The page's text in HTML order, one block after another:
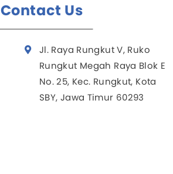
Contact Us
Jl. Raya Rungkut V, Ruko
Rungkut Megah Raya Blok E
No. 25, Kec. Rungkut, Kota
SBY, Jawa Timur 60293